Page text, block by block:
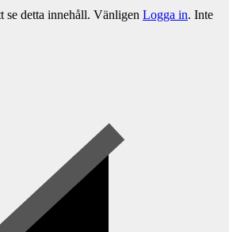
se detta innehåll. Vänligen Logga in. Inte